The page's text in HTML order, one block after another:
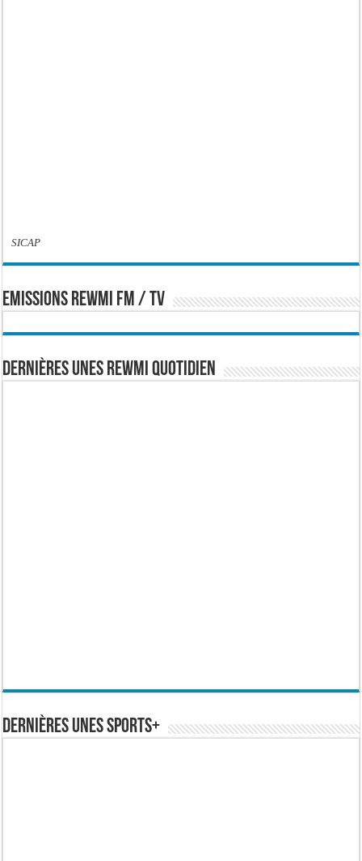
SICAP
EMISSIONS REWMI FM / TV
Dernières Unes Rewmi Quotidien
Dernières Unes Sports+